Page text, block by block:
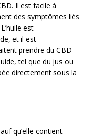
Il est facile à
des symptômes liés
est
et il est
prendre du CBD
tel que du jus ou
directement sous la
qu’elle contient